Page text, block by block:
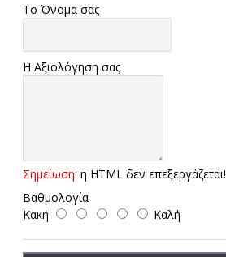
Το Όνομα σας
Η Αξιολόγηση σας
Σημείωση: η HTML δεν επεξεργάζεται!
Βαθμολογία
Κακή
Καλή